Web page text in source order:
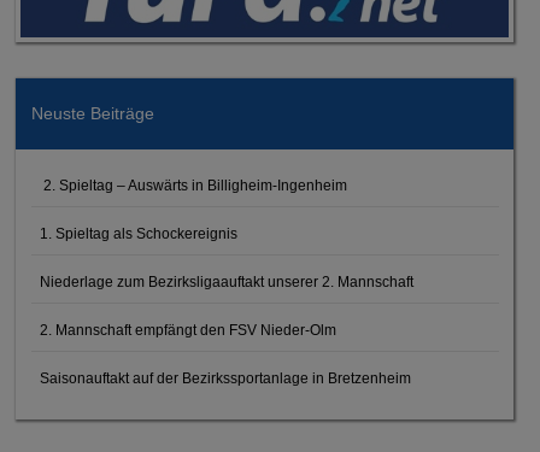
Neuste Beiträge
2. Spieltag – Auswärts in Billigheim-Ingenheim
1. Spieltag als Schockereignis
Niederlage zum Bezirksligaauftakt unserer 2. Mannschaft
2. Mannschaft empfängt den FSV Nieder-Olm
Saisonauftakt auf der Bezirkssportanlage in Bretzenheim